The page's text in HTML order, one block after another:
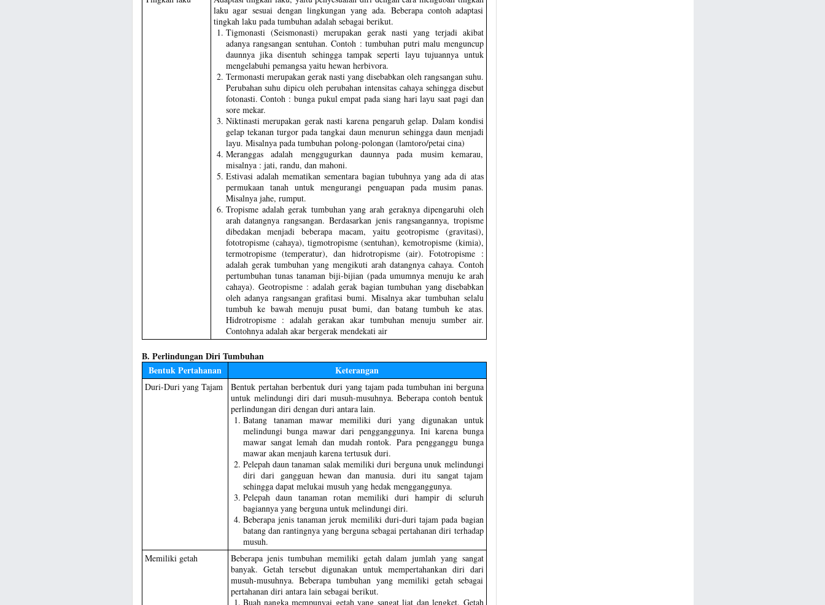
laku agar sesuai dengan lingkungan yang ada. Beberapa contoh adaptasi
tingkah laku pada tumbuhan adalah sebagai berikut.
Tigmonasti (Seismonasti) merupakan gerak nasti yang terjadi akibat
adanya rangsangan sentuhan. Contoh : tumbuhan putri malu menguncup
daunnya jika disentuh sehingga tampak seperti layu tujuannya untuk
mengelabuhi pemangsa yaitu hewan herbivora.
Termonasti merupakan gerak nasti yang disebabkan oleh rangsangan suhu.
Perubahan suhu dipicu oleh perubahan intensitas cahaya sehingga disebut
fotonasti. Contoh : bunga pukul empat pada siang hari layu saat pagi dan
sore mekar.
Niktinasti merupakan gerak nasti karena pengaruh gelap. Dalam kondisi
gelap tekanan turgor pada tangkai daun menurun sehingga daun menjadi
layu. Misalnya pada tumbuhan polong-polongan (lamtoro/petai cina)
Meranggas adalah menggugurkan daunnya pada musim kemarau,
misalnya : jati, randu, dan mahoni.
Estivasi adalah mematikan sementara bagian tubuhnya yang ada di atas
permukaan tanah untuk mengurangi penguapan pada musim panas.
Misalnya jahe, rumput.
Tropisme adalah gerak tumbuhan yang arah geraknya dipengaruhi oleh
arah datangnya rangsangan. Berdasarkan jenis rangsangannya, tropisme
dibedakan menjadi beberapa macam, yaitu geotropisme (gravitasi),
fototropisme (cahaya), tigmotropisme (sentuhan), kemotropisme (kimia),
termotropisme (temperatur), dan hidrotropisme (air). Fototropisme :
adalah gerak tumbuhan yang mengikuti arah datangnya cahaya. Contoh
pertumbuhan tunas tanaman biji-bijian (pada umumnya menuju ke arah
cahaya). Geotropisme : adalah gerak bagian tumbuhan yang disebabkan
oleh adanya rangsangan grafitasi bumi. Misalnya akar tumbuhan selalu
tumbuh ke bawah menuju pusat bumi, dan batang tumbuh ke atas.
Hidrotropisme : adalah gerakan akar tumbuhan menuju sumber air.
Contohnya adalah akar bergerak mendekati air
B. Perlindungan Diri Tumbuhan
Bentuk Pertahanan
Keterangan
Duri-Duri yang Tajam
Bentuk pertahan berbentuk duri yang tajam pada tumbuhan ini berguna
untuk melindungi diri dari musuh-musuhnya. Beberapa contoh bentuk
perlindungan diri dengan duri antara lain.
Batang tanaman mawar memiliki duri yang digunakan untuk
melindungi bunga mawar dari pengganggunya. Ini karena bunga
mawar sangat lemah dan mudah rontok. Para pengganggu bunga
mawar akan menjauh karena tertusuk duri.
Pelepah daun tanaman salak memiliki duri berguna unuk melindungi
diri dari gangguan hewan dan manusia. duri itu sangat tajam
sehingga dapat melukai musuh yang hedak mengganggunya.
Pelepah daun tanaman rotan memiliki duri hampir di seluruh
bagiannya yang berguna untuk melindungi diri.
Beberapa jenis tanaman jeruk memiliki duri-duri tajam pada bagian
batang dan rantingnya yang berguna sebagai pertahanan diri terhadap
musuh.
Memiliki getah
Beberapa jenis tumbuhan memiliki getah dalam jumlah yang sangat
banyak. Getah tersebut digunakan untuk mempertahankan diri dari
musuh-musuhnya. Beberapa tumbuhan yang memiliki getah sebagai
pertahanan diri antara lain sebagai berikut.
Buah nangka mempunyai getah yang sangat liat dan lengket. Getah